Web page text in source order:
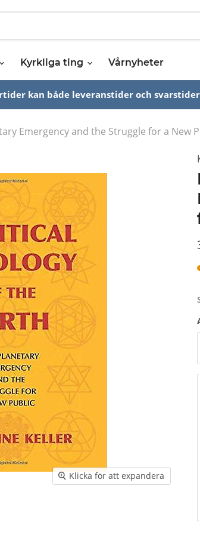
Kyrkliga ting Vårnyheter
kan både leveranstider och
Emergency and the Struggle for a New
Klicka för att expandera